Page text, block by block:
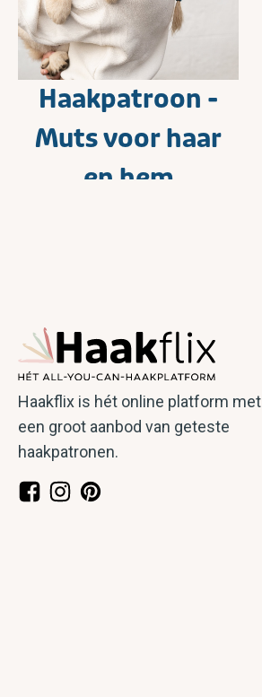
Haakpatroon -
Muts voor haar
en hem
Haakflix is hét online platform met
een groot aanbod van geteste
haakpatronen.